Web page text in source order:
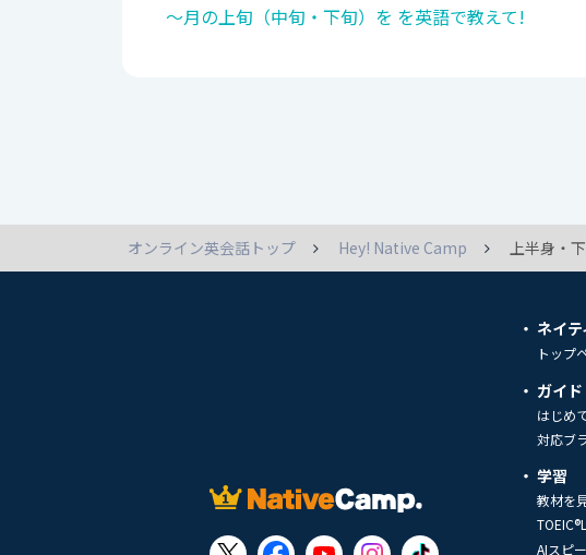
～月の上旬（中旬・下旬）を を英語で教えて!
オンライン英会話トップ Hey! Native Camp 上半身・
ネイ
トップ
ガイド
はじめ
対応ブ
学習
教材を
AIスピ